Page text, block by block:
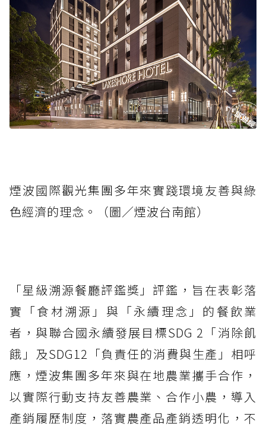
煙波國際觀光集團多年來實踐環境友善與綠
色經濟的理念。（圖／煙波台南館）
「星級溯源餐廳評鑑獎」評鑑，旨在表彰落
實「食材溯源」與「永續理念」的餐飲業
者，與聯合國永續發展目標SDG 2「消除飢
餓」及SDG12「負責任的消費與生產」相呼
應，煙波集團多年來與在地農業攜手合作，
以實際行動支持友善農業、合作小農，導入
產銷履歷制度，落實農產品產銷透明化，不